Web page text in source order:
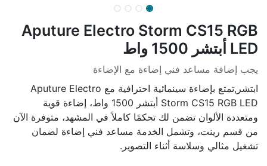
Aputure Electro Storm CS15 RGB
LED أبتشر 1500 واط
يجب إضافة مساعد فني إضاءة مع الإضاءة
ابتشر,تمتع بإضاءة سينمائية احترافية مع Aputure Electro
Storm CS15 RGB LED أبتشر 1500 واط، إضاءة قوية
ومتعددة الألوان تضمن لك تحكمًا كاملاً في المشهد، متوفرة الآن
من قسم رينت، وتشمل الخدمة مساعد فني إضاءة لضمان
تشغيل مثالي وسلاسة أثناء التصوير.